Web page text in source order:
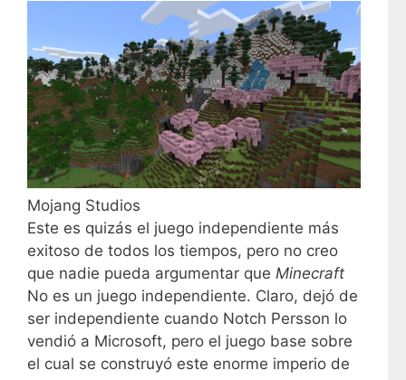
Mojang Studios
Este es quizás el juego independiente más
exitoso de todos los tiempos, pero no creo
que nadie pueda argumentar que Minecraft
No es un juego independiente. Claro, dejó de
ser independiente cuando Notch Persson lo
vendió a Microsoft, pero el juego base sobre
el cual se construyó este enorme imperio de